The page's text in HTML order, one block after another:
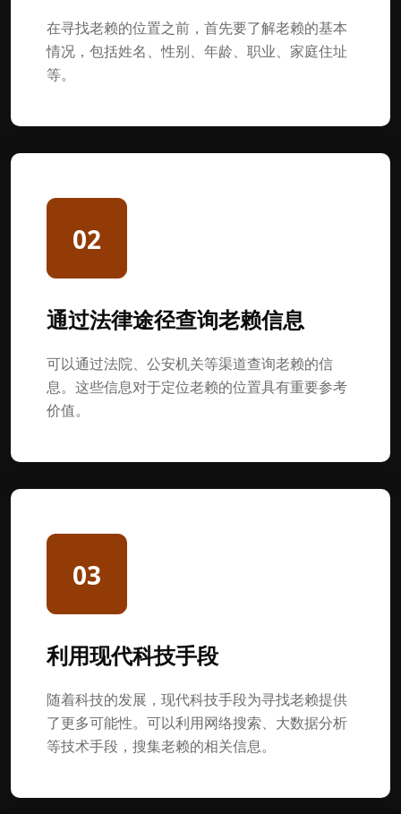
在寻找老赖的位置之前，首先要了解老赖的基本
情况，包括姓名、性别、年龄、职业、家庭住址
等。
02
通过法律途径查询老赖信息
可以通过法院、公安机关等渠道查询老赖的信
息。这些信息对于定位老赖的位置具有重要参考
价值。
03
利用现代科技手段
随着科技的发展，现代科技手段为寻找老赖提供
了更多可能性。可以利用网络搜索、大数据分析
等技术手段，搜集老赖的相关信息。